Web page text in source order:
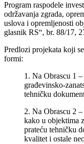
Program raspodele
održavanja zgrada,
uslova i opremljenosti
glasnik RS“, br. 88/17,
Predlozi projekata koji
formi:
1. Na Obrascu 1
građevinsko-
tehničku
2. Na Obrascu 2
kako u objektima
prateću tehničku
kvalitet i ostale